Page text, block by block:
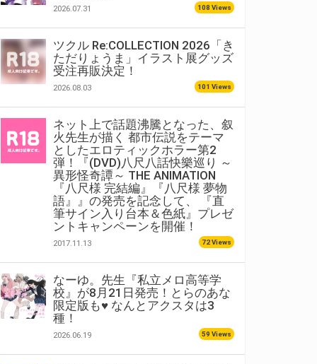
2026.07.31 108 Views
ツクル Re:COLLECTION 2026「き
ただりょうま」イラスト展グッズ
受注再販決定！
2026.08.03 101 Views
ネット上で話題沸騰となった、叙
火先生が描く 都市伝説をテーマ
としたエロティックホラー第2
弾！『(DVD)八尺八話快樂巡り ～
異形怪奇譚～ THE ANIMATION
『八尺様 完結編』『八尺様 夢物
語』』の発売を記念して、 『直
筆サイン入り台本＆色紙』プレゼ
ントキャンペーンを開催！
2017.11.13 72 Views
なーゆ。先生『私立メロ高等学
校』が8月21日発売！とらのあな
限定版も♥ なんとアクスタは3
種！
2026.06.19 59 Views